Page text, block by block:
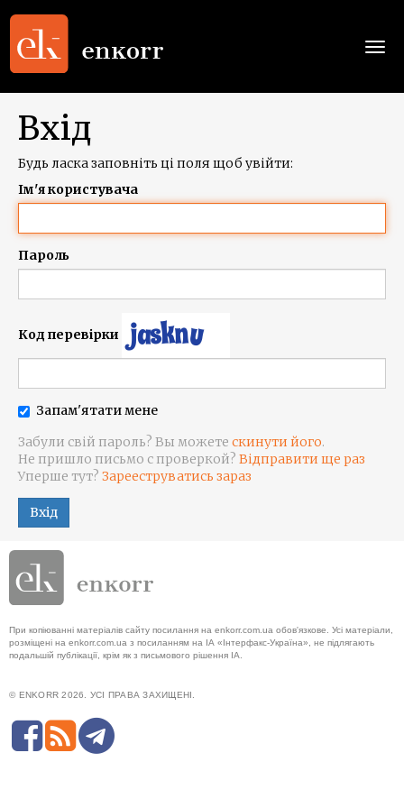
Вхід
Будь ласка заповніть ці поля щоб увійти:
Ім'я користувача
Пароль
Код перевірки
Запам'ятати мене
Забули свій пароль? Вы можете скинути його.
Не пришло письмо с проверкой? Відправити ще раз
Уперше тут? Зарееструватись зараз
Вхід
При копіюванні матеріалів сайту посилання на enkorr.com.ua обов'язкове. Усі матеріали,
розміщені на enkorr.com.ua з посиланням на ІА «Інтерфакс-Україна», не підлягають
подальшій публікації, крім як з письмового рішення ІА.
© ENKORR 2026. УСІ ПРАВА ЗАХИЩЕНІ.